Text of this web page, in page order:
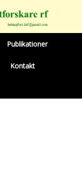
Publikationer
Kontakt